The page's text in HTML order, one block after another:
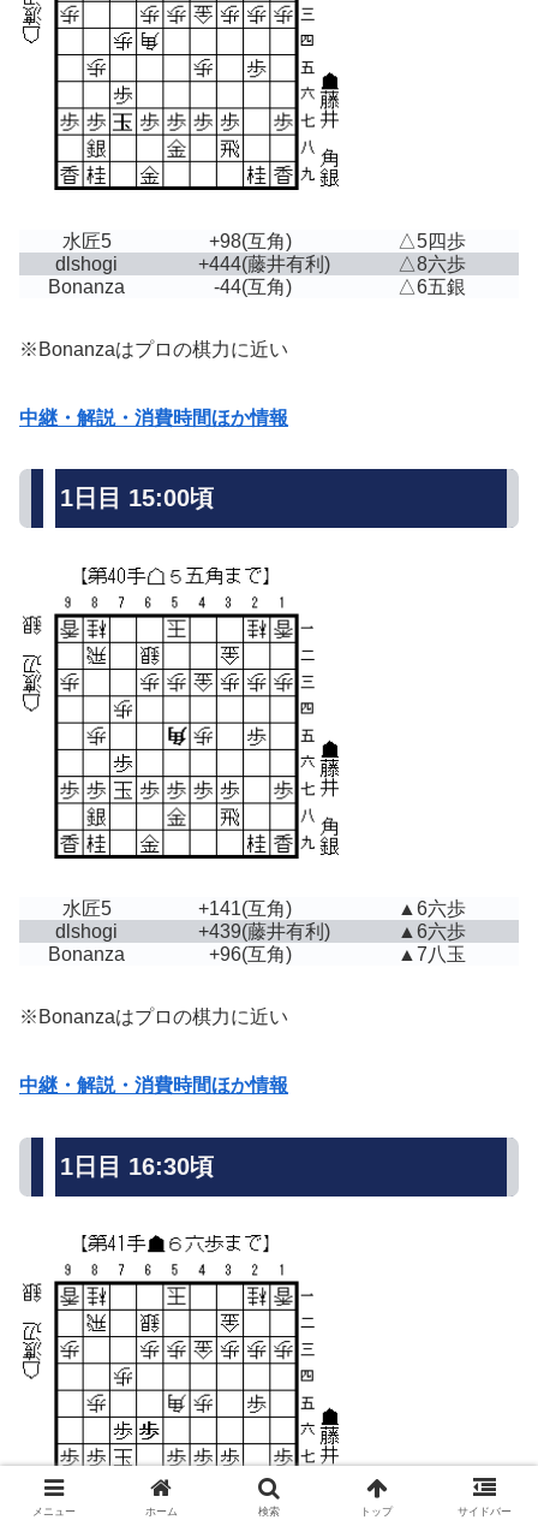
水匠5 +98(互角)
△5四歩
dlshogi
+444(藤井有利)
△8六歩
Bonanza
-44(互角) △6五銀
※Bonanzaはプロの棋力に近い
中継・解説・消費時間ほか情報
1日目 15:00頃
水匠5 +141(互角)
▲6六歩
dlshogi
+439(藤井有利)
▲6六歩
Bonanza
+96(互角) ▲7八玉
※Bonanzaはプロの棋力に近い
中継・解説・消費時間ほか情報
1日目 16:30頃
メニュー ホーム 検索 トップ サイドバー